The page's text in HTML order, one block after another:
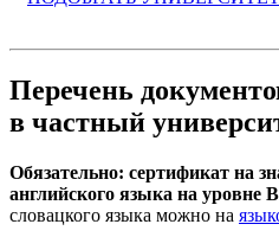
Перечень
в частный
Обязательно: сертификат на
английского языка на уровне
словацкого языка можно на